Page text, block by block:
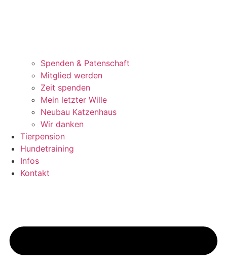
Spenden & Patenschaft
Mitglied werden
Zeit spenden
Mein letzter Wille
Neubau Katzenhaus
Wir danken
Tierpension
Hundetraining
Infos
Kontakt